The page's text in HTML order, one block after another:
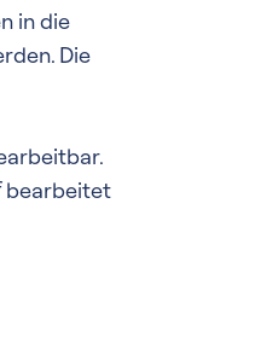
in die
Die
bearbeitet